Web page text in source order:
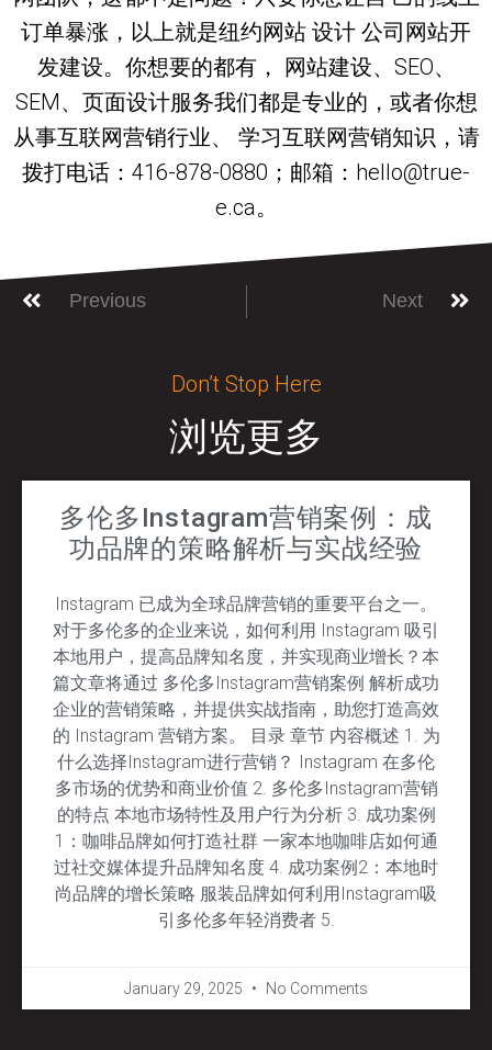
订单暴涨，以上就是纽约网站 设计 公司网站开
发建设。你想要的都有， 网站建设、SEO、
SEM、页面设计服务我们都是专业的，或者你想
从事互联网营销行业、 学习互联网营销知识，请
拨打电话：416-878-0880；邮箱：hello@true-
e.ca。
Previous Next
Don’t Stop Here
浏览更多
多伦多Instagram营销案例：成
功品牌的策略解析与实战经验
Instagram 已成为全球品牌营销的重要平台之一。
对于多伦多的企业来说，如何利用 Instagram 吸引
本地用户，提高品牌知名度，并实现商业增长？本
篇文章将通过 多伦多Instagram营销案例 解析成功
企业的营销策略，并提供实战指南，助您打造高效
的 Instagram 营销方案。 目录 章节 内容概述 1. 为
什么选择Instagram进行营销？ Instagram 在多伦
多市场的优势和商业价值 2. 多伦多Instagram营销
的特点 本地市场特性及用户行为分析 3. 成功案例
1：咖啡品牌如何打造社群 一家本地咖啡店如何通
过社交媒体提升品牌知名度 4. 成功案例2：本地时
尚品牌的增长策略 服装品牌如何利用Instagram吸
引多伦多年轻消费者 5.
January 29, 2025 No Comments